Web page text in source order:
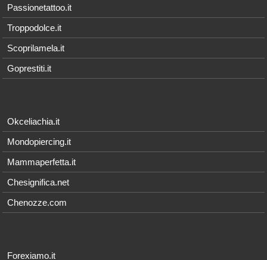
Passionetattoo.it
Troppodolce.it
Scoprilamela.it
Goprestiti.it
Okceliachia.it
Mondopiercing.it
Mammaperfetta.it
Chesignifica.net
Chenozze.com
Forexiamo.it